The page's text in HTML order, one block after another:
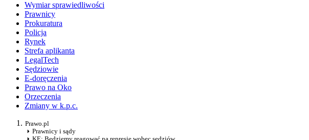
Wymiar sprawiedliwości
Prawnicy
Prokuratura
Policja
Rynek
Strefa aplikanta
LegalTech
Sędziowie
E-doręczenia
Prawo na Oko
Orzeczenia
Zmiany w k.p.c.
Prawo.pl
Prawnicy i sądy